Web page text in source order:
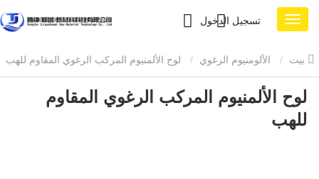
تسجيل الدخول
الألومنيوم الرغوي
لوح الألمنيوم المركب الرغوي المقاوم
للهب